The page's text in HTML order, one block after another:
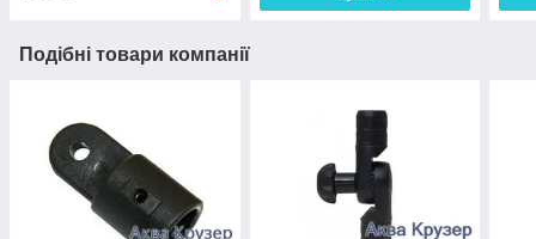
Подібні товари компанії